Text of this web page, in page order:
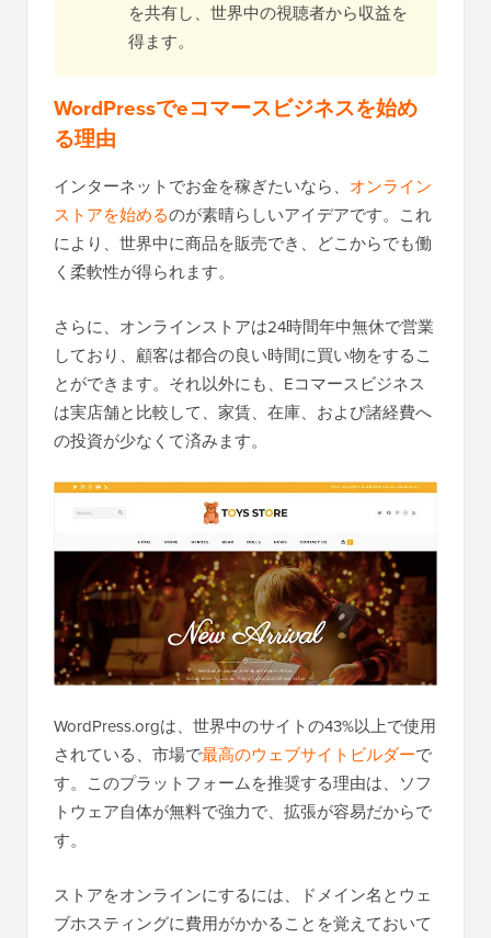
を共有し、世界中の視聴者から収益を
得ます。
WordPressでeコマースビジネスを始め
る理由
インターネットでお金を稼ぎたいなら、 オンライン
ストアを始めるのが素晴らしいアイデアです。これ
により、世界中に商品を販売でき、どこからでも働
く柔軟性が得られます。
さらに、オンラインストアは24時間年中無休で営業
しており、顧客は都合の良い時間に買い物をするこ
とができます。それ以外にも、Eコマースビジネス
は実店舗と比較して、家賃、在庫、および諸経費へ
の投資が少なくて済みます。
WordPress.orgは、世界中のサイトの43%以上で使用
されている、市場で最高のウェブサイトビルダーで
す。このプラットフォームを推奨する理由は、ソフ
トウェア自体が無料で強力で、拡張が容易だからで
す。
ストアをオンラインにするには、ドメイン名とウェ
ブホスティングに費用がかかることを覚えておいて